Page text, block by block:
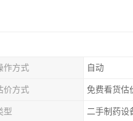
作方式 自动
价方式 免费看货估
型 二手制药设